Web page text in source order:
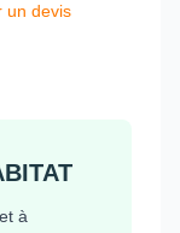
un devis
à